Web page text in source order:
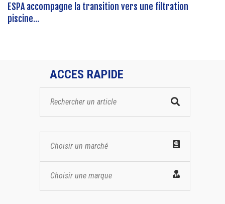
ESPA accompagne la transition vers une filtration
piscine...
ACCES RAPIDE
Choisir un marché
Choisir une marque